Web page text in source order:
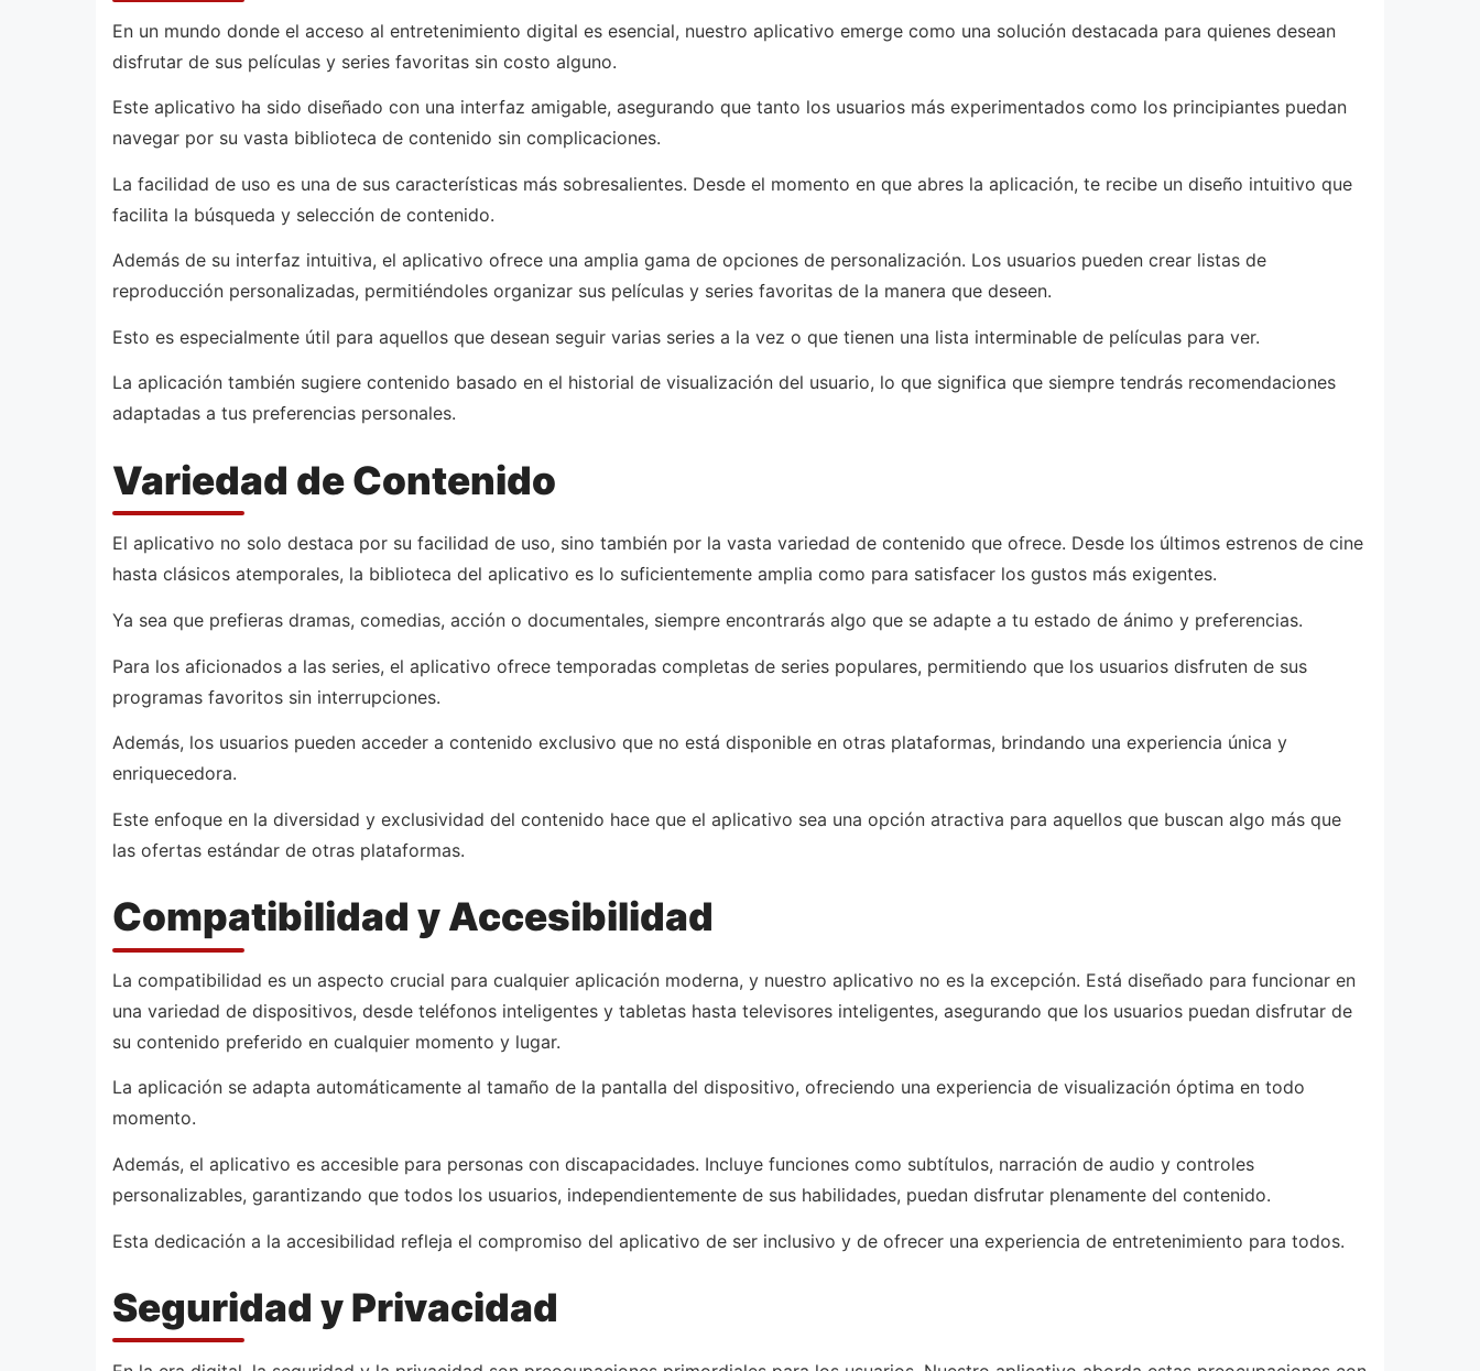
En un mundo donde el acceso al entretenimiento digital es esencial, nuestro aplicativo emerge como una solución destacada para quienes desean
disfrutar de sus películas y series favoritas sin costo alguno.
Este aplicativo ha sido diseñado con una interfaz amigable, asegurando que tanto los usuarios más experimentados como los principiantes puedan
navegar por su vasta biblioteca de contenido sin complicaciones.
La facilidad de uso es una de sus características más sobresalientes. Desde el momento en que abres la aplicación, te recibe un diseño intuitivo que
facilita la búsqueda y selección de contenido.
Además de su interfaz intuitiva, el aplicativo ofrece una amplia gama de opciones de personalización. Los usuarios pueden crear listas de
reproducción personalizadas, permitiéndoles organizar sus películas y series favoritas de la manera que deseen.
Esto es especialmente útil para aquellos que desean seguir varias series a la vez o que tienen una lista interminable de películas para ver.
La aplicación también sugiere contenido basado en el historial de visualización del usuario, lo que significa que siempre tendrás recomendaciones
adaptadas a tus preferencias personales.
Variedad de Contenido
El aplicativo no solo destaca por su facilidad de uso, sino también por la vasta variedad de contenido que ofrece. Desde los últimos estrenos de cine
hasta clásicos atemporales, la biblioteca del aplicativo es lo suficientemente amplia como para satisfacer los gustos más exigentes.
Ya sea que prefieras dramas, comedias, acción o documentales, siempre encontrarás algo que se adapte a tu estado de ánimo y preferencias.
Para los aficionados a las series, el aplicativo ofrece temporadas completas de series populares, permitiendo que los usuarios disfruten de sus
programas favoritos sin interrupciones.
Además, los usuarios pueden acceder a contenido exclusivo que no está disponible en otras plataformas, brindando una experiencia única y
enriquecedora.
Este enfoque en la diversidad y exclusividad del contenido hace que el aplicativo sea una opción atractiva para aquellos que buscan algo más que
las ofertas estándar de otras plataformas.
Compatibilidad y Accesibilidad
La compatibilidad es un aspecto crucial para cualquier aplicación moderna, y nuestro aplicativo no es la excepción. Está diseñado para funcionar en
una variedad de dispositivos, desde teléfonos inteligentes y tabletas hasta televisores inteligentes, asegurando que los usuarios puedan disfrutar de
su contenido preferido en cualquier momento y lugar.
La aplicación se adapta automáticamente al tamaño de la pantalla del dispositivo, ofreciendo una experiencia de visualización óptima en todo
momento.
Además, el aplicativo es accesible para personas con discapacidades. Incluye funciones como subtítulos, narración de audio y controles
personalizables, garantizando que todos los usuarios, independientemente de sus habilidades, puedan disfrutar plenamente del contenido.
Esta dedicación a la accesibilidad refleja el compromiso del aplicativo de ser inclusivo y de ofrecer una experiencia de entretenimiento para todos.
Seguridad y Privacidad